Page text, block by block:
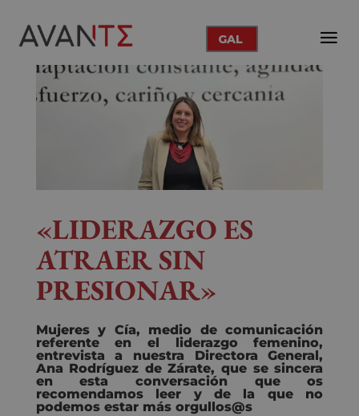
GAL
«LIDERAZGO ES
ATRAER SIN
PRESIONAR»
Mujeres y Cía, medio de comunicación
referente en el liderazgo femenino,
entrevistaa nuestra Directora General,
Ana Rodríguez de Zárate,que se sincera
en esta conversación que os
recomendamos leer y de la que no
podemos estar más orgullos@s